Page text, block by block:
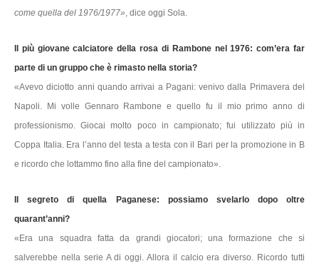
come quella del 1976/1977», dice oggi Sola.
Il più giovane calciatore della rosa di Rambone nel 1976: com’era far
parte di un gruppo che è rimasto nella storia?
«Avevo diciotto anni quando arrivai a Pagani: venivo dalla Primavera del
Napoli. Mi volle Gennaro Rambone e quello fu il mio primo anno di
professionismo. Giocai molto poco in campionato; fui utilizzato più in
Coppa Italia. Era l’anno del testa a testa con il Bari per la promozione in B
e ricordo che lottammo fino alla fine del campionato».
Il segreto di quella Paganese: possiamo svelarlo dopo oltre
quarant’anni?
«Era una squadra fatta da grandi giocatori; una formazione che si
salverebbe nella serie A di oggi. Allora il calcio era diverso. Ricordo tutti